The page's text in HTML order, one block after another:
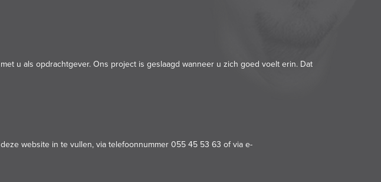
u als opdrachtgever. Ons project is geslaagd wanneer u zich goed voelt erin. Dat
website in te vullen, via telefoonnummer 055 45 53 63 of via e-